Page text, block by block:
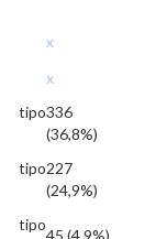
x
x
tipo336
(36,8%)
tipo227
(24,9%)
tipo